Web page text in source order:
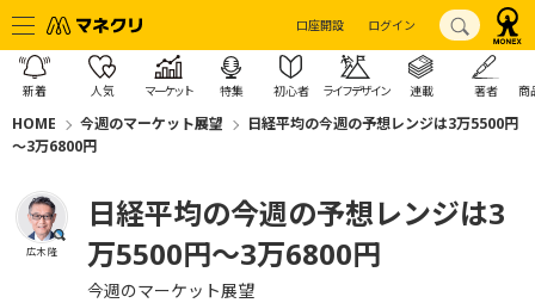
口座開設 ログイン
新着 人気 マーケット 特集 初心者 ライフデザイン 連載 著者 商
HOME 今週のマーケット展望
日経平均の今週の予想レンジは3万5500円
～3万6800円
広木 隆
日経平均の今週の予想レンジは3
万5500円～3万6800円
今週のマーケット展望